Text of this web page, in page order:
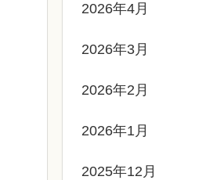
2026年4月
2026年3月
2026年2月
2026年1月
2025年12月